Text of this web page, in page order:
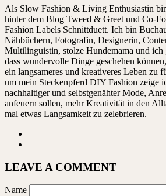
Als Slow Fashion & Living Enthusiastin
hinter dem Blog Tweed & Greet und Co-
Fashion Labels Schnittduett. Ich bin
Nähbüchern, Fotografin, Designerin,
Multilinguistin, stolze Hundemama und ich
dass wundervolle Dinge geschehen
ein langsameres und kreativeres Leben zu
um mein Steckenpferd DIY Fashion zeige
nachhaltiger und selbstgenähter Mode,
anfeuern sollen, mehr Kreativität in den
mal etwas Langsamkeit zu zelebrieren.
LEAVE A COMMENT
Name